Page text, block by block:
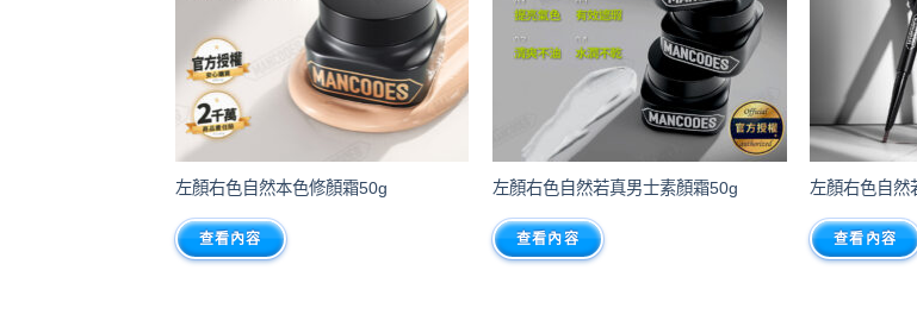
左顏右色自然本色修顏霜50g
查看內容
左顏右色自然若真男士素顏霜50g
查看內容
左顏右色自然
查看內容